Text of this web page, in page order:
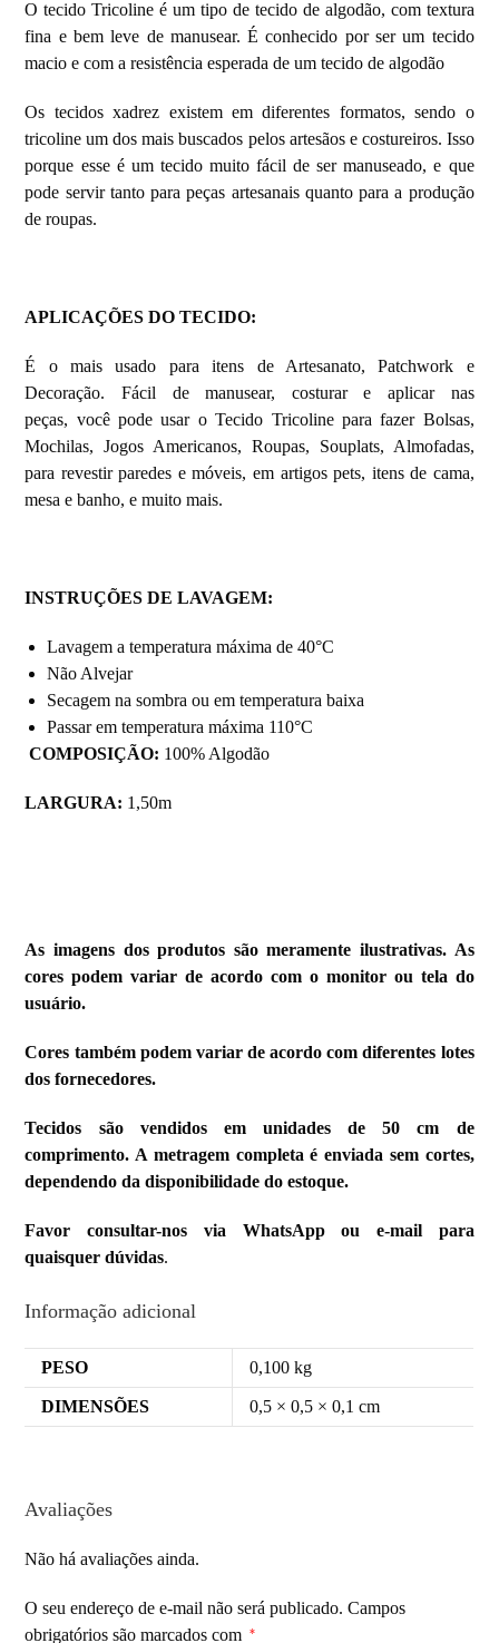
O tecido Tricoline é um tipo de tecido de algodão, com textura
fina e bem leve de manusear. É conhecido por ser um tecido
macio e com a resistência esperada de um tecido de algodão
Os tecidos xadrez existem em diferentes formatos, sendo o
tricoline um dos mais buscados pelos artesãos e costureiros. Isso
porque esse é um tecido muito fácil de ser manuseado, e que
pode servir tanto para peças artesanais quanto para a produção
de roupas.
APLICAÇÕES DO TECIDO:
É o mais usado para itens de Artesanato, Patchwork e
Decoração. Fácil de manusear, costurar e aplicar nas
peças, você pode usar o Tecido Tricoline para fazer Bolsas,
Mochilas, Jogos Americanos, Roupas, Souplats, Almofadas,
para revestir paredes e móveis, em artigos pets, itens de cama,
mesa e banho, e muito mais.
INSTRUÇÕES DE LAVAGEM:
Lavagem a temperatura máxima de 40°C
Não Alvejar
Secagem na sombra ou em temperatura baixa
Passar em temperatura máxima 110°C
COMPOSIÇÃO: 100% Algodão
LARGURA: 1,50m
As imagens dos produtos são meramente ilustrativas. As
cores podem variar de acordo com o monitor ou tela do
usuário.
Cores também podem variar de acordo com diferentes lotes
dos fornecedores.
Tecidos são vendidos em unidades de 50 cm de
comprimento. A metragem completa é enviada sem cortes,
dependendo da disponibilidade do estoque.
Favor consultar-nos via WhatsApp ou e-mail para
quaisquer dúvidas.
Informação adicional
PESO 0,100 kg
DIMENSÕES 0,5 × 0,5 × 0,1 cm
Avaliações
Não há avaliações ainda.
O seu endereço de e-mail não será publicado. Campos
obrigatórios são marcados com
*